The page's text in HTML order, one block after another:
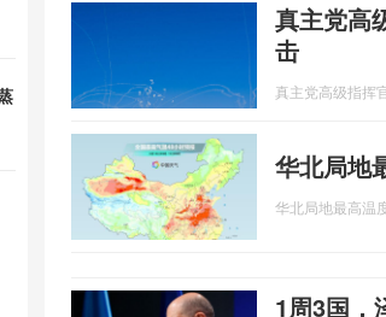
真主党高
击
真主党高级指挥
华北局地
华北局地最高温
1周3国，